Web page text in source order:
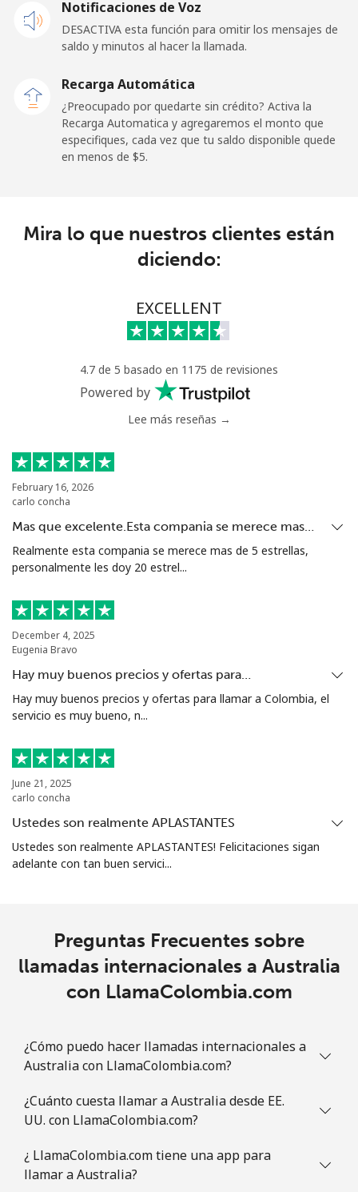
⁦9.9¢⁩ 50 min por ⁦$5⁩
⁦29.9¢⁩
Angola
Línea fija ⁦39.9¢⁩
Anguilla
⁦34.9¢⁩ 14 min por ⁦$5⁩
Antigua And Barbuda
Argentina
Línea fija ⁦1.7¢⁩ 294 min por ⁦$5⁩ -
Celular ⁦20.5¢⁩
Armenia
Línea fija
Celular ⁦32.5¢⁩ 15 min por ⁦$5⁩ -
Línea fija
Celular ⁦31.5¢⁩ 15 min por ⁦$5⁩
Ascension Island
Australia
Línea fija ⁦2.2¢⁩ 227 min por ⁦$5⁩
Celular ⁦2.8¢⁩ 178 min por ⁦$5⁩
Línea fija ⁦2.2¢⁩
Celular 142 min por ⁦$5⁩ ⁦7¢⁩
Notificaciones de Voz
DESACTIVA esta función para omitir los mensajes de
saldo y minutos al hacer la llamada.
Recarga Automática
¿Preocupado por quedarte sin crédito? Activa la
Recarga Automatica y agregaremos el monto que
especifiques, cada vez que tu saldo disponible quede
en menos de ⁦$5⁩.
Mira lo que nuestros clientes están
diciendo:
EXCELLENT
4.7 de 5 basado en 1175 de revisiones
Powered by
Lee más reseñas →
February 16, 2026
carlo concha
Mas que excelente.Esta compania se merece mas…
Realmente esta compania se merece mas de 5 estrellas,
personalmente les doy 20 estrel...
December 4, 2025
Eugenia Bravo
Hay muy buenos precios y ofertas para…
Hay muy buenos precios y ofertas para llamar a Colombia, el
servicio es muy bueno, n...
June 21, 2025
carlo concha
Ustedes son realmente APLASTANTES
Ustedes son realmente APLASTANTES! Felicitaciones sigan
adelante con tan buen servici...
Preguntas Frecuentes sobre
llamadas internacionales a Australia
con LlamaColombia.com
¿Cómo puedo hacer llamadas internacionales a
Australia con LlamaColombia.com?
¿Cuánto cuesta llamar a Australia desde EE.
UU. con LlamaColombia.com?
¿ LlamaColombia.com tiene una app para
llamar a Australia?